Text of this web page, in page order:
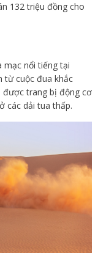
132 triệu đồng cho
mạc nổi tiếng tại
từ cuộc đua khắc
được trang bị động cơ
các dải tua thấp.